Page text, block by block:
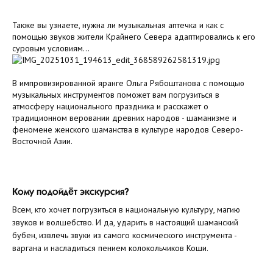
Также вы узнаете, нужна ли музыкальная аптечка и как с
помощью звуков жители Крайнего Севера адаптировались к его
суровым условиям…
В импровизированной яранге Ольга Рябоштанова с помощью
музыкальных инструментов поможет вам погрузиться в
атмосферу национального праздника и расскажет о
традиционном веровании древних народов - шаманизме и
феномене женского шаманства в культуре народов Северо-
Восточной Азии.
Кому подойдёт экскурсия?
Всем, кто хочет погрузиться в национальную культуру, магию
звуков и волшебство. И да, ударить в настоящий шаманский
бубен, извлечь звуки из самого космического инструмента -
варгана и насладиться пением колокольчиков Коши.